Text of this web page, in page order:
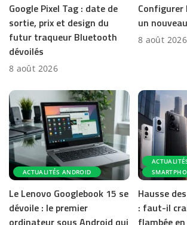
Google Pixel Tag : date de
sortie, prix et design du
futur traqueur Bluetooth
dévoilés
8 août 2026
Configurer
un
8 août 2026
ACTUALITÉS ANDROID
Le Lenovo Googlebook 15 se
dévoile : le premier
ordinateur sous Android qui
Hausse
: faut-il
flambée